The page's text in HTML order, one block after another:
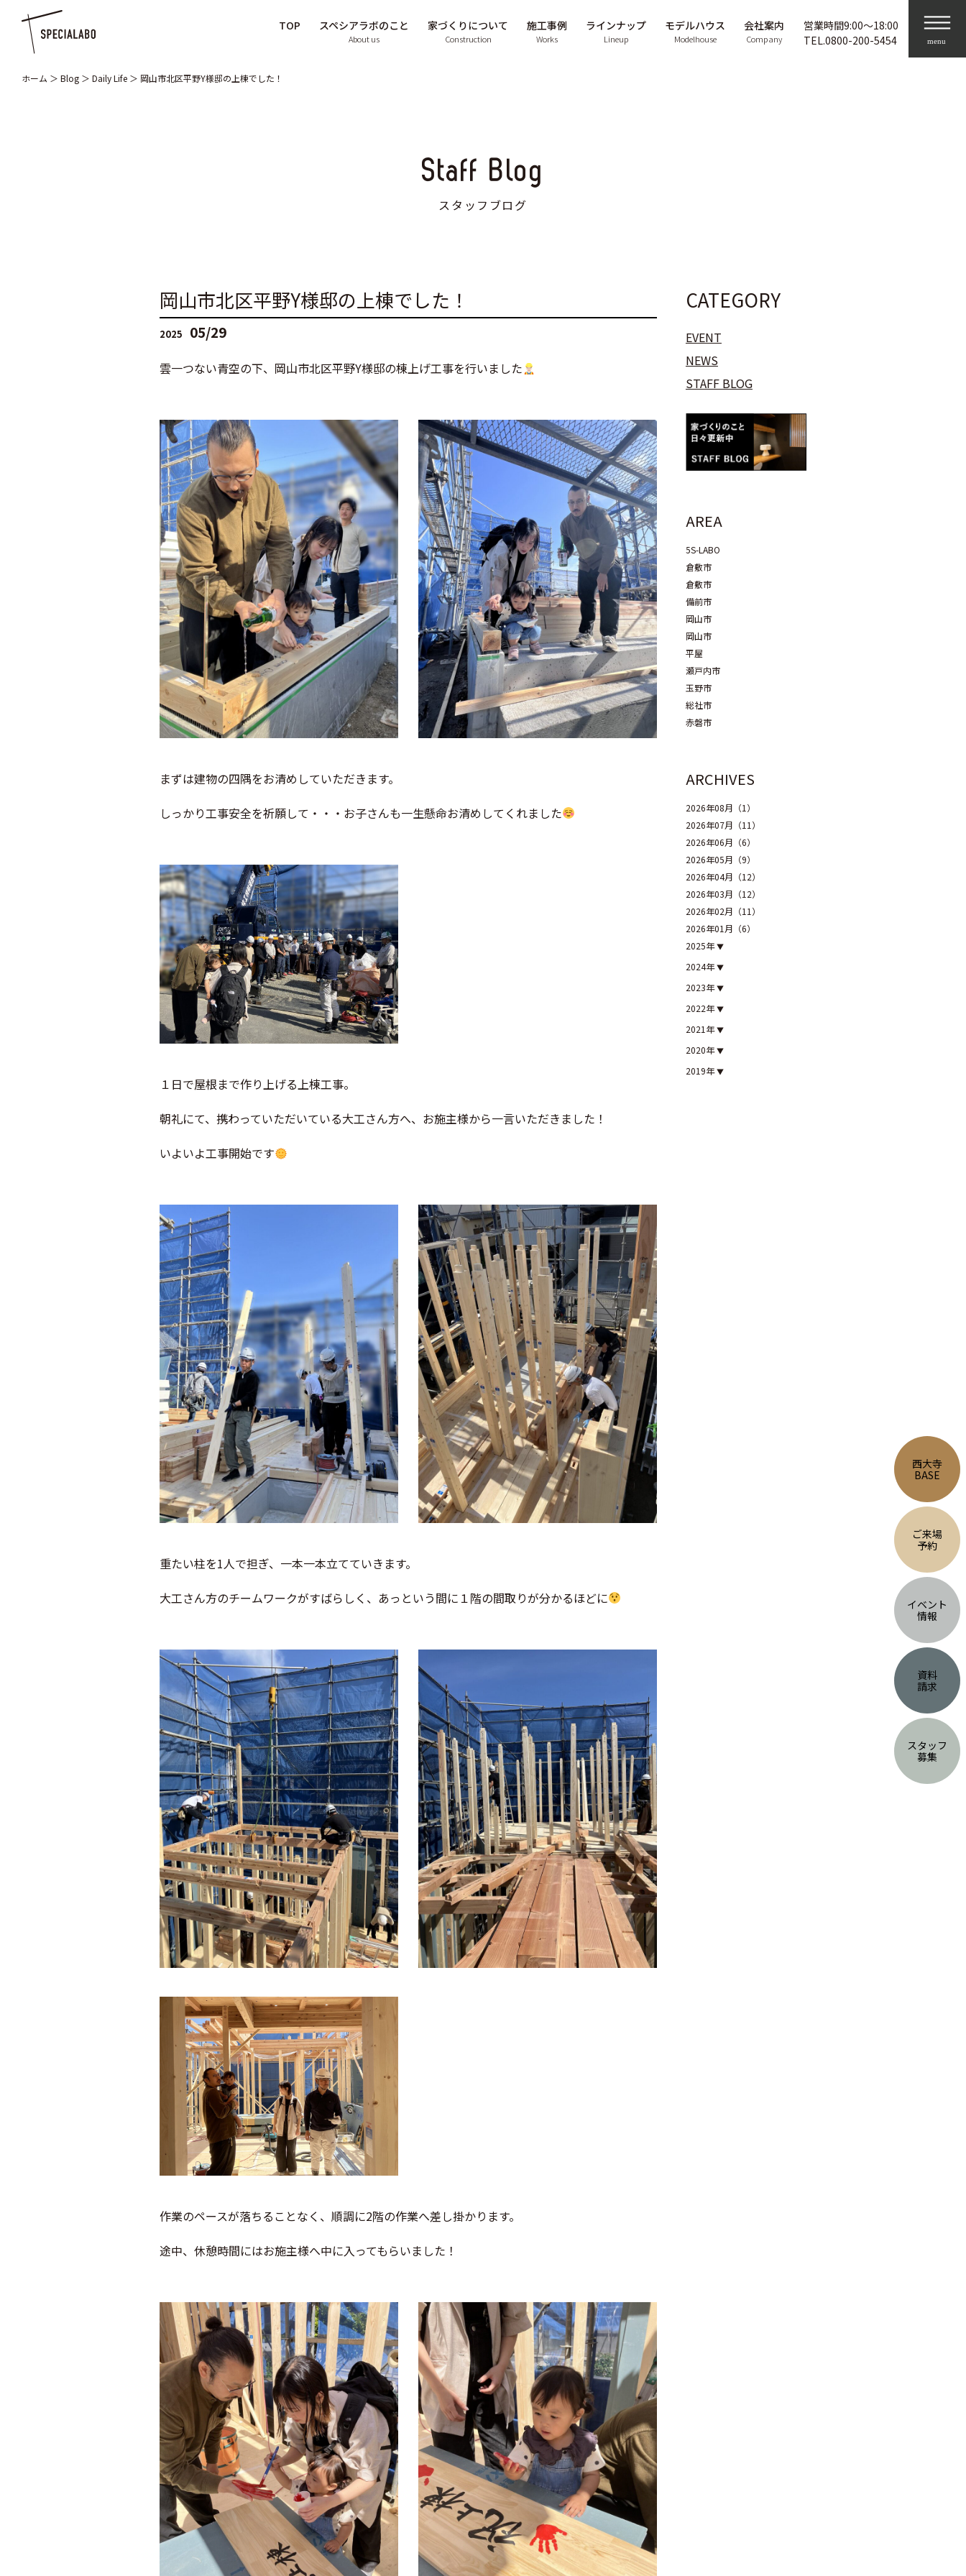
TOP スペシアラボのこと
About us
家づくりについて
Construction
施工事例
Works
ラインナップ
Lineup
モデルハウス
Modelhouse
会社案内
Company
営業時間9:00〜18:00
TEL.0800-200-5454
ホーム ＞ Blog ＞ Daily Life ＞ 岡山市北区平野Y様邸の上棟でした！
Staff Blog
スタッフブログ
岡山市北区平野Y様邸の上棟でした！
2025 05/29
雲一つない青空の下、岡山市北区平野Y様邸の棟上げ工事を行いました
まずは建物の四隅をお清めしていただきます。
しっかり工事安全を祈願して・・・お子さんも一生懸命お清めしてくれました
１日で屋根まで作り上げる上棟工事。
朝礼にて、携わっていただいている大工さん方へ、お施主様から一言いただきました！
いよいよ工事開始です
重たい柱を1人で担ぎ、一本一本立てていきます。
大工さん方のチームワークがすばらしく、あっという間に１階の間取りが分かるほどに
作業のペースが落ちることなく、順調に2階の作業へ差し掛かります。
途中、休憩時間にはお施主様へ中に入ってもらいました！
CATEGORY
EVENT
NEWS
STAFF BLOG
AREA
5S-LABO
倉敷市
倉敷市
備前市
岡山市
岡山市
平屋
瀬戸内市
玉野市
総社市
赤磐市
ARCHIVES
2026年08月（1）
2026年07月（11）
2026年06月（6）
2026年05月（9）
2026年04月（12）
2026年03月（12）
2026年02月（11）
2026年01月（6）
2025年
2024年
2023年
2022年
2021年
2020年
2019年
西大寺
BASE
ご来場
予約
イベント
情報
資料
請求
スタッフ
募集